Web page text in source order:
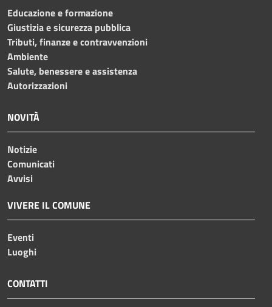
Educazione e formazione
Giustizia e sicurezza pubblica
Tributi, finanze e contravvenzioni
Ambiente
Salute, benessere e assistenza
Autorizzazioni
NOVITÀ
Notizie
Comunicati
Avvisi
VIVERE IL COMUNE
Eventi
Luoghi
CONTATTI